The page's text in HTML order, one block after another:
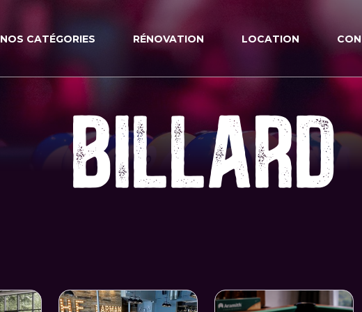
NOS CATÉGORIES RÉNOVATION LOCATION
BILLARD